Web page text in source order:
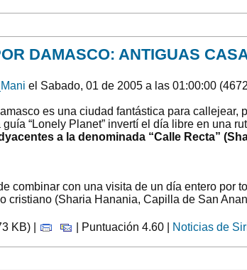
DAMASCO: ANTIGUAS
el Sabado, 01 de 2005 a las 01:00:00
es una ciudad fantástica para
guía “Lonely Planet” invertí el día libre en una
a la denominada “Calle Recta”
combinar con una visita de un día entero por
cristiano (Sharia Hanania, Capilla de San
KB) | | Puntuación 4.60 | Noticias de